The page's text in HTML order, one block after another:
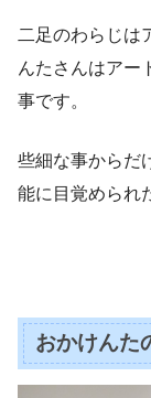
二足のわらじは
んたさんはアー
事です。
些細な事からだ
能に目覚められ
おかけんた